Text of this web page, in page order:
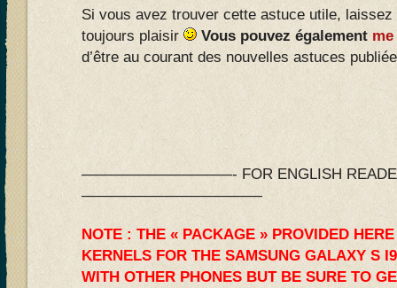
Si vous avez trouver cette astuce utile,
toujours plaisir
Vous pouvez également
d’être au courant des nouvelles astuces
——————————- FOR ENGLISH
————————————
NOTE : THE « PACKAGE » PROVIDED
KERNELS FOR THE SAMSUNG GALAXY S
WITH OTHER PHONES BUT BE SURE TO